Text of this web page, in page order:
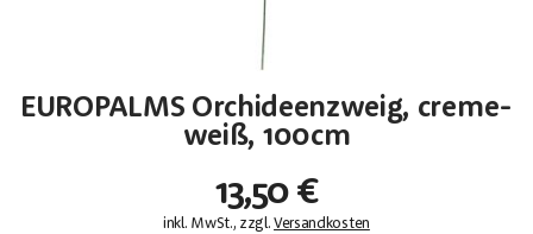
EUROPALMS Orchideenzweig, creme-
weiß, 100cm
13,50 €
inkl. MwSt., zzgl.Versandkosten